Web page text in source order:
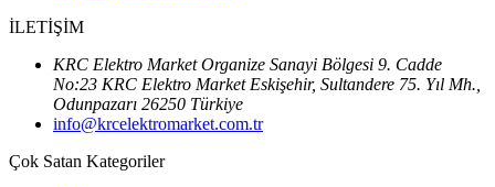
İLETİŞİM
KRC Elektro Market Organize Sanayi Bölgesi 9. Cadde
No:23 KRC Elektro Market Eskişehir, Sultandere 75. Yıl Mh.,
Odunpazarı 26250 Türkiye
info@krcelektromarket.com.tr
Çok Satan Kategoriler